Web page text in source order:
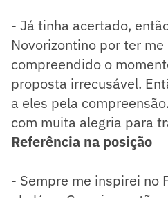
- Já tinha acertado,
Novorizontino por ter
compreendido o
proposta irrecusável.
a eles pela
com muita alegria para
Referência na posição
- Sempre me inspirei no